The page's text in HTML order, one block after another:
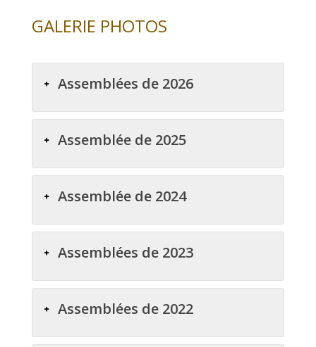
GALERIE PHOTOS
Assemblées de 2026
Assemblée de 2025
Assemblée de 2024
Assemblées de 2023
Assemblées de 2022